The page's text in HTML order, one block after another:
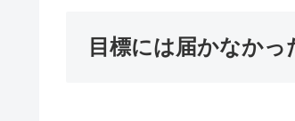
目標には届かなかっ